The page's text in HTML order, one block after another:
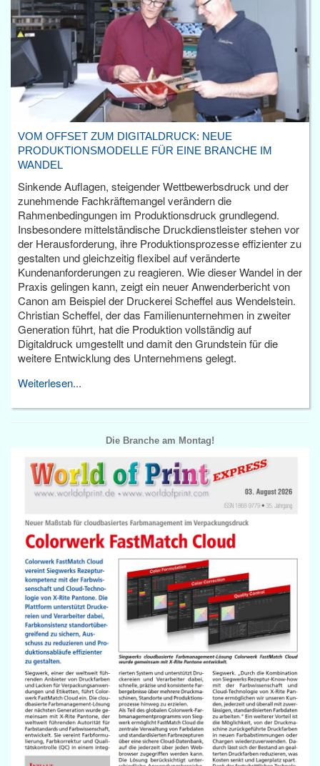
VOM OFFSET ZUM DIGITALDRUCK: NEUE
PRODUKTIONSMODELLE FÜR EINE BRANCHE IM
WANDEL
Sinkende Auflagen, steigender Wettbewerbsdruck und der
zunehmende Fachkräftemangel verändern die
Rahmenbedingungen im Produktionsdruck grundlegend.
Insbesondere mittelständische Druckdienstleister stehen vor
der Herausforderung, ihre Produktionsprozesse effizienter zu
gestalten und gleichzeitig flexibel auf veränderte
Kundenanforderungen zu reagieren. Wie dieser Wandel in der
Praxis gelingen kann, zeigt ein neuer Anwenderbericht von
Canon am Beispiel der Druckerei Scheffel aus Wendelstein.
Christian Scheffel, der das Familienunternehmen in zweiter
Generation führt, hat die Produktion vollständig auf
Digitaldruck umgestellt und damit den Grundstein für die
weitere Entwicklung des Unternehmens gelegt.
Weiterlesen...
Die Branche am Montag!